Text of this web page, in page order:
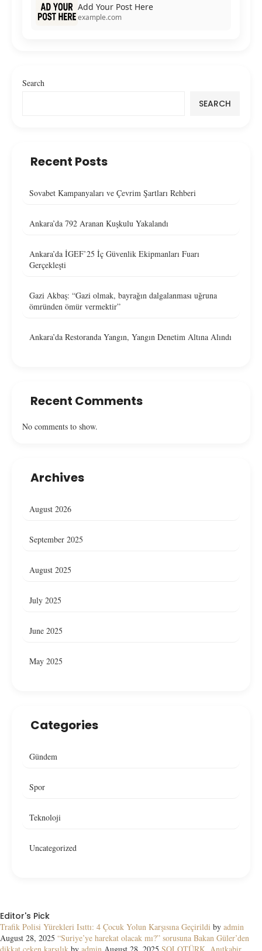
Add Your Post Here
example.com
Search
SEARCH
Recent Posts
Sovabet Kampanyaları ve Çevrim Şartları Rehberi
Ankara’da 792 Aranan Kuşkulu Yakalandı
Ankara’da İGEF’25 İç Güvenlik Ekipmanları Fuarı
Gerçekleşti
Gazi Akbaş: “Gazi olmak, bayrağın dalgalanması uğruna
ömründen ömür vermektir”
Ankara’da Restoranda Yangın, Yangın Denetim Altına Alındı
Recent Comments
No comments to show.
Archives
August 2026
September 2025
August 2025
July 2025
June 2025
May 2025
Categories
Gündem
Spor
Teknoloji
Uncategorized
Editor's Pick
Trafik Polisi Yürekleri Isıttı: 4 Çocuk Yolun Karşısına Geçirildi by admin
August 28, 2025 “Suriye’ye harekat olacak mı?” sorusuna Bakan Güler’den
dikkat çeken karşılık by admin August 28, 2025 SOLOTÜRK, Anıtkabir